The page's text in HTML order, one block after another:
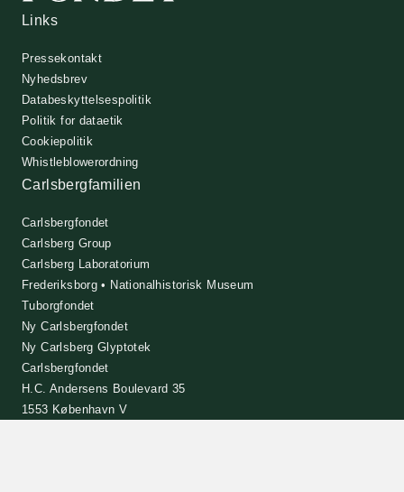
Links
Pressekontakt
Nyhedsbrev
Databeskyttelsespolitik
Politik for dataetik
Cookiepolitik
Whistleblowerordning
Carlsbergfamilien
Carlsbergfondet
Carlsberg Group
Carlsberg Laboratorium
Frederiksborg • Nationalhistorisk Museum
Tuborgfondet
Ny Carlsbergfondet
Ny Carlsberg Glyptotek
Carlsbergfondet
H.C. Andersens Boulevard 35
1553 København V